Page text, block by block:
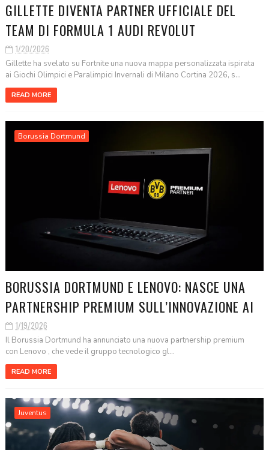
GILLETTE DIVENTA PARTNER UFFICIALE DEL
TEAM DI FORMULA 1 AUDI REVOLUT
1/20/2026
Gillette ha svelato su Fortnite una nuova mappa personalizzata ispirata
ai Giochi Olimpici e Paralimpici Invernali di Milano Cortina 2026, s...
READ MORE
Borussia Dortmund
BORUSSIA DORTMUND E LENOVO: NASCE UNA
PARTNERSHIP PREMIUM SULL’INNOVAZIONE AI
1/19/2026
Il Borussia Dortmund ha annunciato una nuova partnership premium
con Lenovo , che vede il gruppo tecnologico gl...
READ MORE
Juventus